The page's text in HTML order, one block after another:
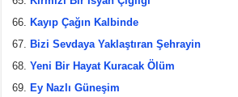
Kayıp Çağın Kalbinde
Bizi Sevdaya Yaklaştıran Şehrayin
Yeni Bir Hayat Kuracak Ölüm
Ey Nazlı Güneşim